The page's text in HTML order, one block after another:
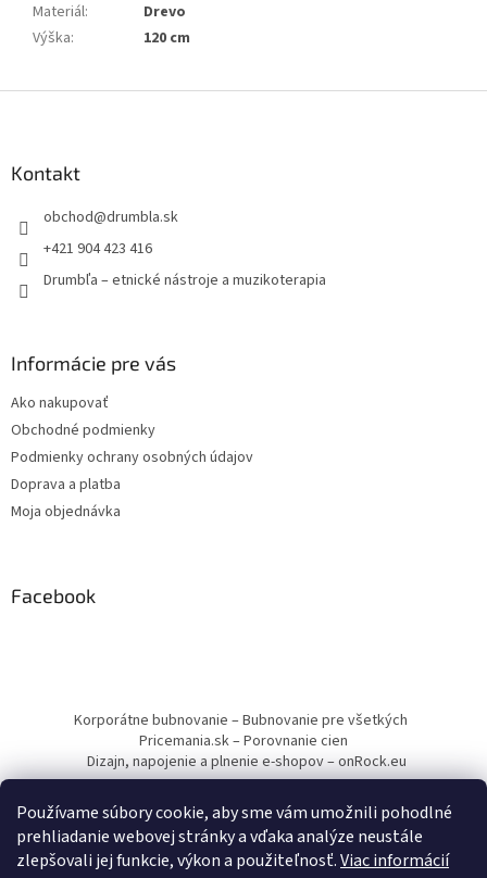
Používame súbory cookie, aby sme vám umožnili pohodlné
prehliadanie webovej stránky a vďaka analýze neustále
zlepšovali jej funkcie, výkon a použiteľnosť.Viac informácií
Materiál:
Drevo
Výška: 120 cm
Kontakt
obchod@drumbla.sk
+421 904 423 416
Drumbľa – etnické nástroje a muzikoterapia
Informácie pre vás
Ako nakupovať
Obchodné podmienky
Podmienky ochrany osobných údajov
Doprava a platba
Moja objednávka
Facebook
Korporátne bubnovanie – Bubnovanie pre všetkých
Pricemania.sk – Porovnanie cien
Dizajn, napojenie a plnenie e-shopov – onRock.eu